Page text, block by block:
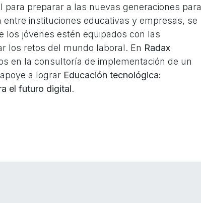
para preparar a las nuevas generaciones para
instituciones educativas y empresas, se
los jóvenes estén equipados con las
los retos del mundo laboral. En Radax
en la consultoría de implementación de un
a lograr Educación tecnológica:
el futuro digital.